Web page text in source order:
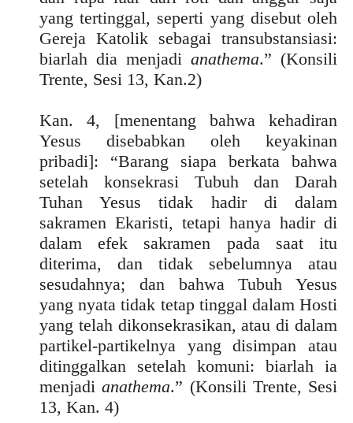
yang tertinggal, seperti yang disebut oleh
Gereja Katolik sebagai transubstansiasi:
biarlah dia menjadi anathema.” (Konsili
Trente, Sesi 13, Kan.2)
Kan. 4, [menentang bahwa kehadiran
Yesus disebabkan oleh keyakinan
pribadi]: “Barang siapa berkata bahwa
setelah konsekrasi Tubuh dan Darah
Tuhan Yesus tidak hadir di dalam
sakramen Ekaristi, tetapi hanya hadir di
dalam efek sakramen pada saat itu
diterima, dan tidak sebelumnya atau
sesudahnya; dan bahwa Tubuh Yesus
yang nyata tidak tetap tinggal dalam Hosti
yang telah dikonsekrasikan, atau di dalam
partikel-partikelnya yang disimpan atau
ditinggalkan setelah komuni: biarlah ia
menjadianathema.” (Konsili Trente, Sesi
13, Kan. 4)